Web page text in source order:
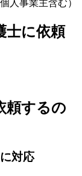
人事業主含む）
士に依頼
頼するの
対応